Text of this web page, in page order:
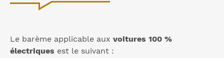
Le barème applicable aux voitures 100 %
électriques est le suivant :